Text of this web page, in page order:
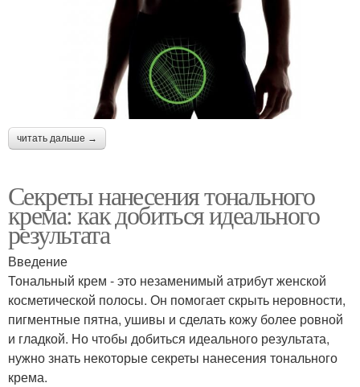
читать дальше →
Секреты нанесения тонального
крема: как добиться идеального
результата
Введение
Тональный крем - это незаменимый атрибут женской
косметической полосы. Он помогает скрыть неровности,
пигментные пятна, ушивы и сделать кожу более ровной
и гладкой. Но чтобы добиться идеального результата,
нужно знать некоторые секреты нанесения тонального
крема.